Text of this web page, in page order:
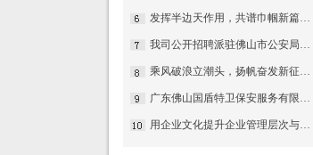
发挥半边天作用，共谱巾帼新篇章——集团公司召开妇女第一次代表大会暨妇联揭牌仪式
我司公开招聘派驻佛山市公安局三水分局云东海派出所特勤岗位人员
乘风破浪立潮头，扬帆奋发新征程——国盾特卫保安集团召开2024年度经营管理会议暨2023年度工作表彰会议
广东佛山国盾特卫保安服务有限公司党委召开纪念中国共产党建党96周年暨表彰大会
用企业文化提升企业管理层次与发展的途径一一记佛山市保安服务公司加强企业文化建设侧记